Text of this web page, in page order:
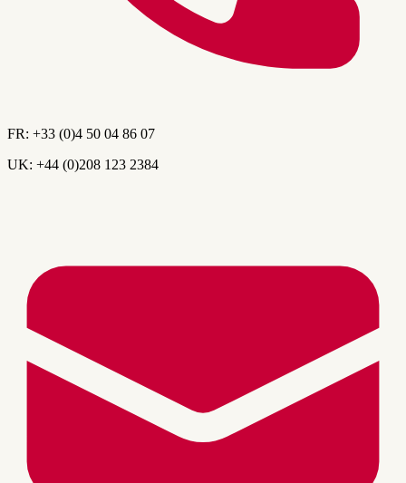
FR: +33 (0)4 50 04 86 07
UK: +44 (0)208 123 2384